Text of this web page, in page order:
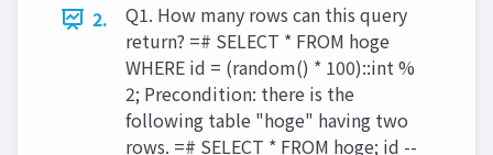
2.
Q1. How many rows can this query
return? =# SELECT * FROM hoge
WHERE id = (random() * 100)::int %
2; Precondition: there is the
following table "hoge" having two
rows. =# SELECT * FROM hoge; id --